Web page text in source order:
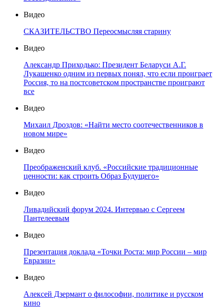
Видео
СКАЗИТЕЛЬСТВО Переосмысляя старину
Видео
Александр Приходько: Президент Беларуси А.Г.
Лукашенко одним из первых понял, что если проиграет
Россия, то на постсоветском пространстве проиграют
все
Видео
Михаил Дроздов: «Найти место соотечественников в
новом мире»
Видео
Преображенский клуб. «Российские традиционные
ценности: как строить Образ Будущего»
Видео
Ливадийский форум 2024. Интервью с Сергеем
Пантелеевым
Видео
Презентация доклада «Точки Роста: мир России – мир
Евразии»
Видео
Алексей Дзермант о философии, политике и русском
кино